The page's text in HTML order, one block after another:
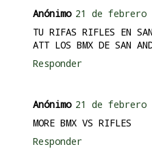
Anónimo 21 de febrero
TU RIFAS RIFLES EN
ATT LOS BMX DE SAN
Responder
Anónimo 21 de febrero
MORE BMX VS RIFLES
Responder